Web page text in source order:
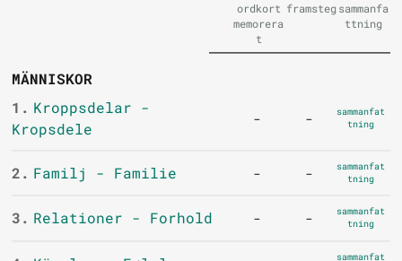
ordkort
memorera
t
framsteg sammanfa
ttning
MÄNNISKOR
1. Kroppsdelar -
Kropsdele
- -
sammanfat
tning
2. Familj - Familie - -
sammanfat
tning
3. Relationer - Forhold - -
sammanfat
tning
sammanfat